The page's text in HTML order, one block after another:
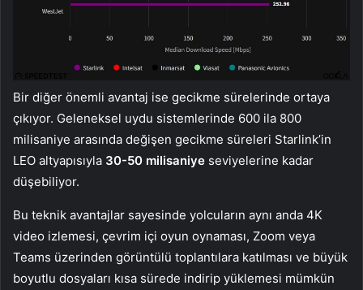
Bir diğer önemli avantaj ise gecikme sürelerinde ortaya
çıkıyor. Geleneksel uydu sistemlerinde 600 ila 800
milisaniye arasında değişen gecikme süreleri Starlink’in
LEO altyapısıyla 30-50 milisaniye seviyelerine kadar
düşebiliyor.
Bu teknik avantajlar sayesinde yolcuların aynı anda 4K
video izlemesi, çevrim içi oyun oynaması, Zoom veya
Teams üzerinden görüntülü toplantılara katılması ve büyük
boyutlu dosyaları kısa sürede indirip yüklemesi mümkün